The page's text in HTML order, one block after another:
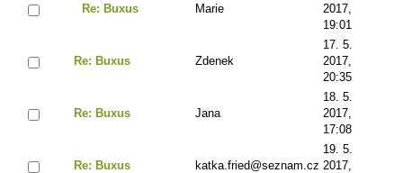
Re: Buxus Marie
2017,
19:01
Re: Buxus Zdenek
17. 5.
2017,
20:35
Re: Buxus Jana
18. 5.
2017,
17:08
Re: Buxus katka.fried@seznam.cz
19. 5.
2017,